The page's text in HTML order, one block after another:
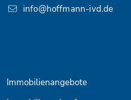
info@hoffmann-ivd.de
Immobilienangebote